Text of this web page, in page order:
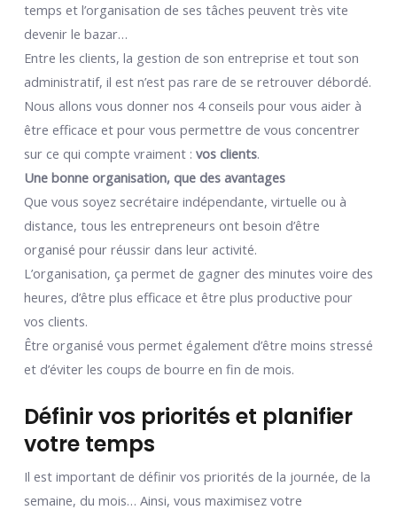
temps et l’organisation de ses tâches peuvent très vite
devenir le bazar…
Entre les clients, la gestion de son entreprise et tout son
administratif, il est n’est pas rare de se retrouver débordé.
Nous allons vous donner nos 4 conseils pour vous aider à
être efficace et pour vous permettre de vous concentrer
sur ce qui compte vraiment : vos clients.
Une bonne organisation, que des avantages
Que vous soyez secrétaire indépendante, virtuelle ou à
distance, tous les entrepreneurs ont besoin d’être
organisé pour réussir dans leur activité.
L’organisation, ça permet de gagner des minutes voire des
heures, d’être plus efficace et être plus productive pour
vos clients.
Être organisé vous permet également d’être moins stressé
et d’éviter les coups de bourre en fin de mois.
Définir vos priorités et planifier
votre temps
Il est important de définir vos priorités de la journée, de la
semaine, du mois… Ainsi, vous maximisez votre